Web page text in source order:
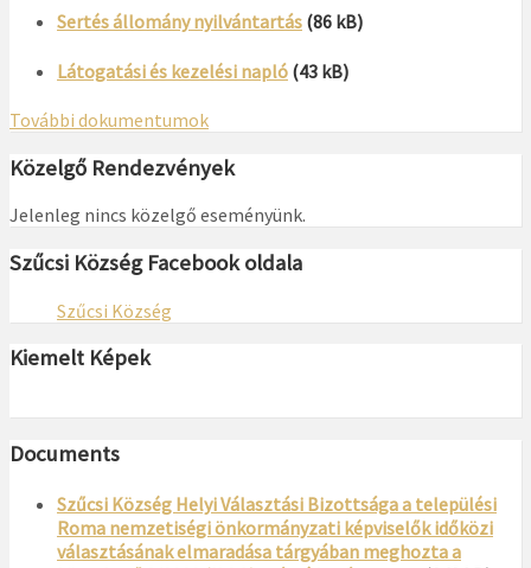
Sertés állomány nyilvántartás (86 kB)
Látogatási és kezelési napló (43 kB)
További dokumentumok
Közelgő Rendezvények
Jelenleg nincs közelgő eseményünk.
Szűcsi Község Facebook oldala
Szűcsi Község
Kiemelt Képek
Documents
Szűcsi Község Helyi Választási Bizottsága a települési
Roma nemzetiségi önkormányzati képviselők időközi
választásának elmaradása tárgyában meghozta a